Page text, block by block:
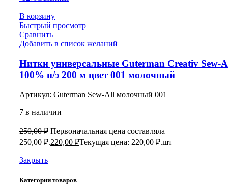
В корзину
Быстрый просмотр
Сравнить
Добавить в список желаний
Нитки универсальные Guterman Creativ Sew-
100% п/э 200 м цвет 001 молочный
Артикул: Guterman Sew-All молочный 001
7 в наличии
250,00₽ Первоначальная цена составляла
250,00 ₽.220,00 ₽Текущая цена: 220,00 ₽.шт
Закрыть
Категории товаров